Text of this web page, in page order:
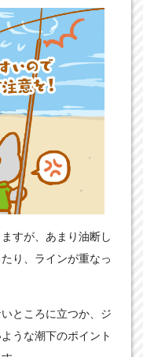
すが、あまり油断し
り、ラインが重なっ
ところに立つか、ジ
うな潮下のポイント